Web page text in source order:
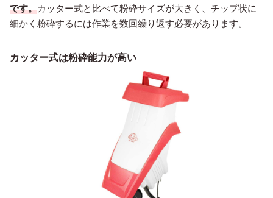
です。カッター式と比べて粉砕サイズが大きく、チップ状に
細かく粉砕するには作業を数回繰り返す必要があります。
カッター式は粉砕能力が高い